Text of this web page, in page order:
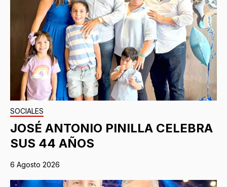
SOCIALES
JOSÉ ANTONIO PINILLA CELEBRA
SUS 44 AÑOS
6 Agosto 2026